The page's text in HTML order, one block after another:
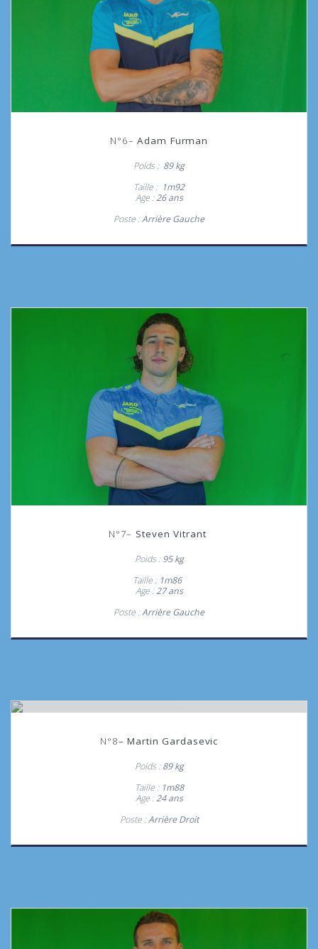
N°6–Adam Furman
Poids : 89 kg
Taille : 1m92
Age :26 ans
Poste :Arrière Gauche
N°7– Steven Vitrant
Poids :95 kg
Taille : 1m86
Age :27 ans
Poste :Arrière Gauche
N°8– Martin Gardasevic
Poids :89 kg
Taille :1m88
Age :24 ans
Poste :Arrière Droit